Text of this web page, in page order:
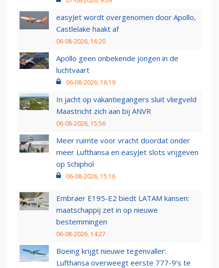
easyJet wordt overgenomen door Apollo,
Castlelake haakt af
06-08-2026, 16:20
Apollo geen onbekende jongen in de
luchtvaart
06-08-2026, 16:19
In jacht op vakantiegangers sluit vliegveld
Maastricht zich aan bij ANVR
06-08-2026, 15:56
Meer ruimte voor vracht doordat onder
meer Lufthansa en easyJet slots vrijgeven
op Schiphol
06-08-2026, 15:16
Embraer E195-E2 biedt LATAM kansen:
maatschappij zet in op nieuwe
bestemmingen
06-08-2026, 14:27
Boeing krijgt nieuwe tegenvaller:
Lufthansa overweegt eerste 777-9’s te